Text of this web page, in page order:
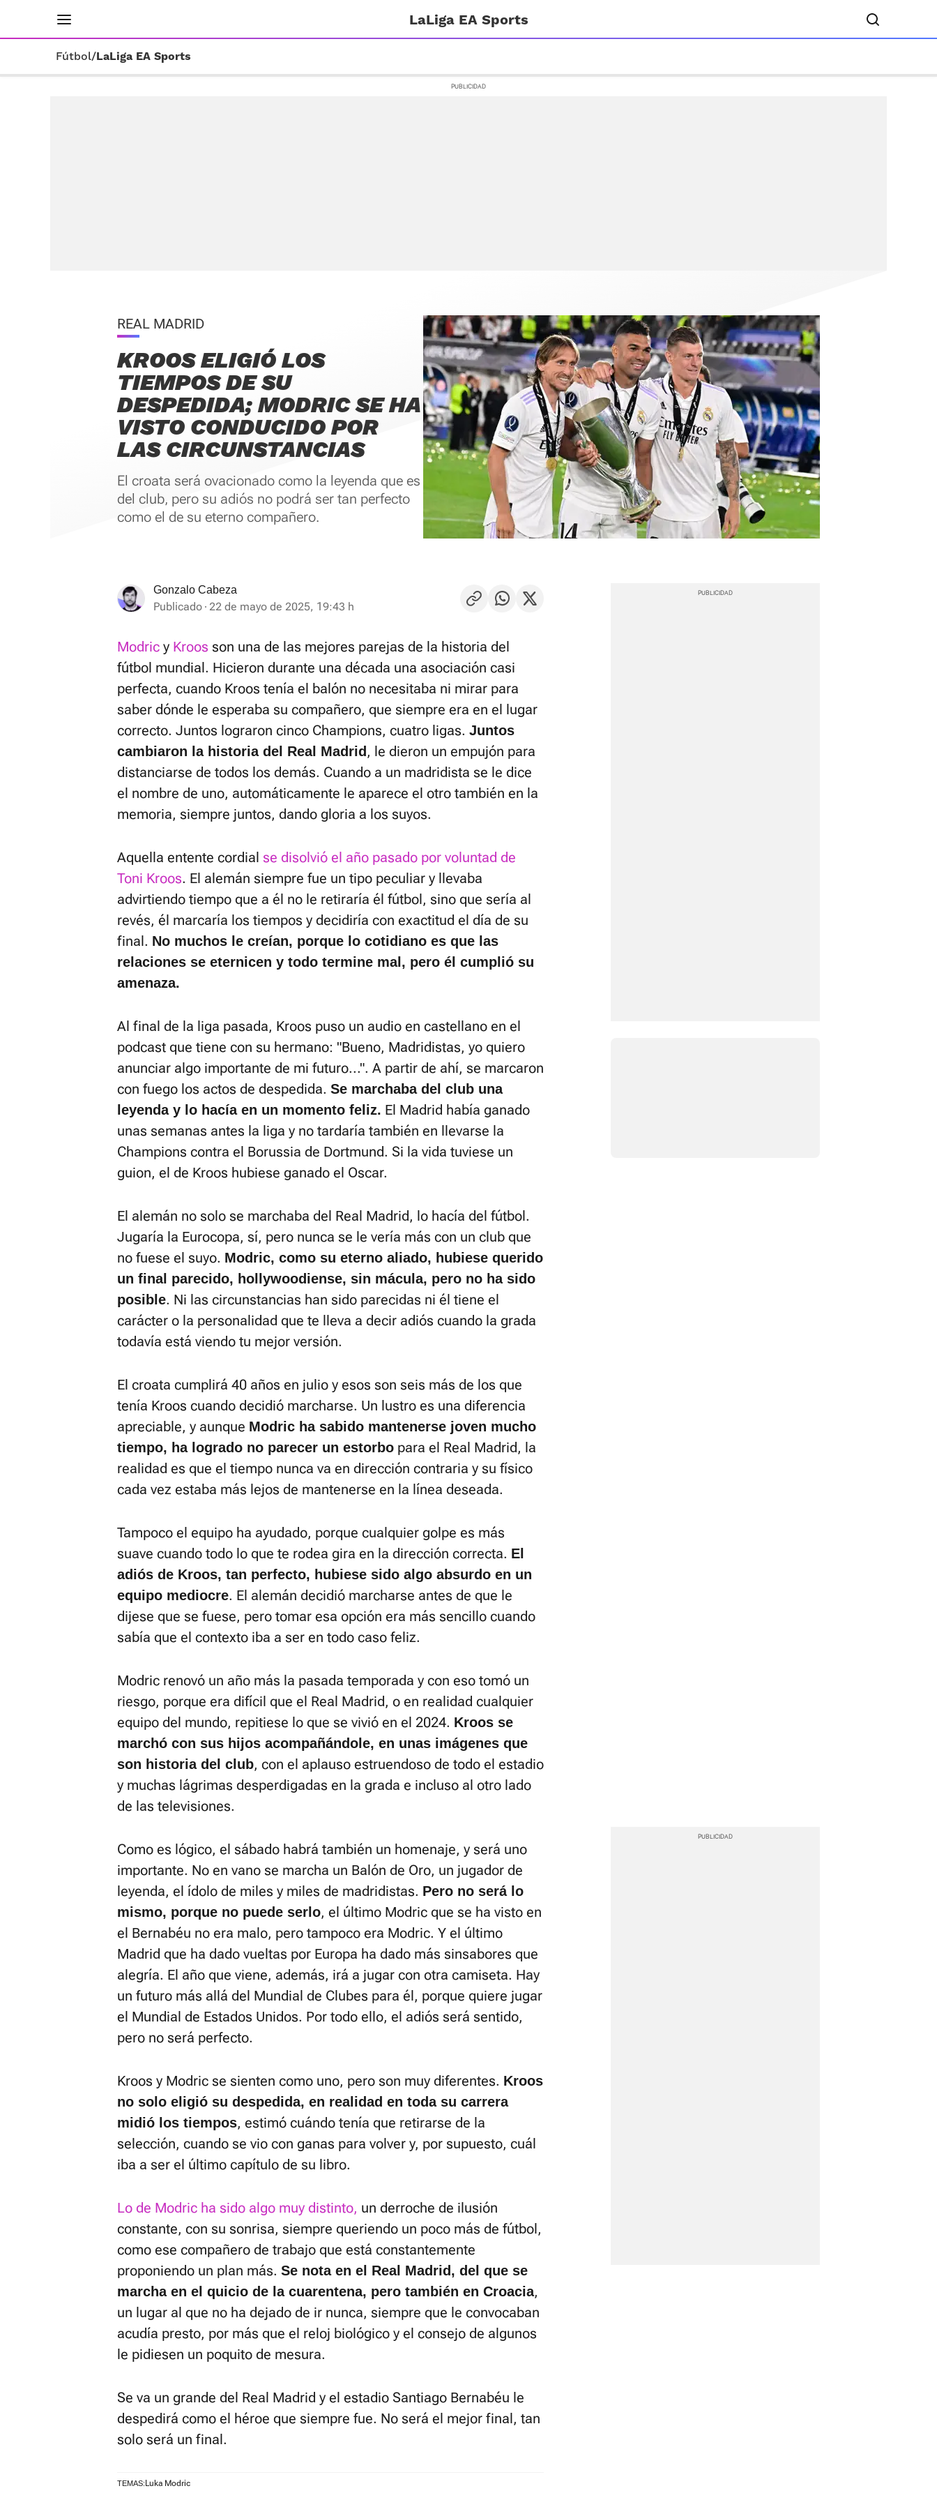
LaLiga EA Sports
Fútbol/LaLiga EA Sports
REAL MADRID
KROOS ELIGIÓ LOS
TIEMPOS DE SU
DESPEDIDA; MODRIC SE HA
VISTO CONDUCIDO POR
LAS CIRCUNSTANCIAS
El croata será ovacionado como la leyenda que es
del club, pero su adiós no podrá ser tan perfecto
como el de su eterno compañero.
Gonzalo Cabeza
Publicado 22 de mayo de 2025, 19:43 h
Modric y Kroos son una de las mejores parejas de la historia del
fútbol mundial. Hicieron durante una década una asociación casi
perfecta, cuando Kroos tenía el balón no necesitaba ni mirar para
saber dónde le esperaba su compañero, que siempre era en el lugar
correcto. Juntos lograron cinco Champions, cuatro ligas. Juntos
cambiaron la historia del Real Madrid , le dieron un empujón para
distanciarse de todos los demás. Cuando a un madridista se le dice
el nombre de uno, automáticamente le aparece el otro también en la
memoria, siempre juntos, dando gloria a los suyos.
Aquella entente cordial se disolvió el año pasado por voluntad de
Toni Kroos. El alemán siempre fue un tipo peculiar y llevaba
advirtiendo tiempo que a él no le retiraría él fútbol, sino que sería al
revés, él marcaría los tiempos y decidiría con exactitud el día de su
final. No muchos le creían, porque lo cotidiano es que las
relaciones se eternicen y todo termine mal, pero él cumplió su
amenaza.
Al final de la liga pasada, Kroos puso un audio en castellano en el
podcast que tiene con su hermano: "Bueno, Madridistas, yo quiero
anunciar algo importante de mi futuro...". A partir de ahí, se marcaron
con fuego los actos de despedida. Se marchaba del club una
leyenda y lo hacía en un momento feliz. El Madrid había ganado
unas semanas antes la liga y no tardaría también en llevarse la
Champions contra el Borussia de Dortmund. Si la vida tuviese un
guion, el de Kroos hubiese ganado el Oscar.
El alemán no solo se marchaba del Real Madrid, lo hacía del fútbol.
Jugaría la Eurocopa, sí, pero nunca se le vería más con un club que
no fuese el suyo. Modric, como su eterno aliado, hubiese querido
un final parecido, hollywoodiense, sin mácula, pero no ha sido
posible. Ni las circunstancias han sido parecidas ni él tiene el
carácter o la personalidad que te lleva a decir adiós cuando la grada
todavía está viendo tu mejor versión.
El croata cumplirá 40 años en julio y esos son seis más de los que
tenía Kroos cuando decidió marcharse. Un lustro es una diferencia
apreciable, y aunque Modric ha sabido mantenerse joven mucho
tiempo, ha logrado no parecer un estorbo para el Real Madrid, la
realidad es que el tiempo nunca va en dirección contraria y su físico
cada vez estaba más lejos de mantenerse en la línea deseada.
Tampoco el equipo ha ayudado, porque cualquier golpe es más
suave cuando todo lo que te rodea gira en la dirección correcta. El
adiós de Kroos, tan perfecto, hubiese sido algo absurdo en un
equipo mediocre. El alemán decidió marcharse antes de que le
dijese que se fuese, pero tomar esa opción era más sencillo cuando
sabía que el contexto iba a ser en todo caso feliz.
Modric renovó un año más la pasada temporada y con eso tomó un
riesgo, porque era difícil que el Real Madrid, o en realidad cualquier
equipo del mundo, repitiese lo que se vivió en el 2024. Kroos se
marchó con sus hijos acompañándole, en unas imágenes que
son historia del club, con el aplauso estruendoso de todo el estadio
y muchas lágrimas desperdigadas en la grada e incluso al otro lado
de las televisiones.
Como es lógico, el sábado habrá también un homenaje, y será uno
importante. No en vano se marcha un Balón de Oro, un jugador de
leyenda, el ídolo de miles y miles de madridistas. Pero no será lo
mismo, porque no puede serlo, el último Modric que se ha visto en
el Bernabéu no era malo, pero tampoco era Modric. Y el último
Madrid que ha dado vueltas por Europa ha dado más sinsabores que
alegría. El año que viene, además, irá a jugar con otra camiseta. Hay
un futuro más allá del Mundial de Clubes para él, porque quiere jugar
el Mundial de Estados Unidos. Por todo ello, el adiós será sentido,
pero no será perfecto.
Kroos y Modric se sienten como uno, pero son muy diferentes. Kroos
no solo eligió su despedida, en realidad en toda su carrera
midió los tiempos, estimó cuándo tenía que retirarse de la
selección, cuando se vio con ganas para volver y, por supuesto, cuál
iba a ser el último capítulo de su libro.
Lo de Modric ha sido algo muy distinto, un derroche de ilusión
constante, con su sonrisa, siempre queriendo un poco más de fútbol,
como ese compañero de trabajo que está constantemente
proponiendo un plan más. Se nota en el Real Madrid, del que se
marcha en el quicio de la cuarentena, pero también en Croacia,
un lugar al que no ha dejado de ir nunca, siempre que le convocaban
acudía presto, por más que el reloj biológico y el consejo de algunos
le pidiesen un poquito de mesura.
Se va un grande del Real Madrid y el estadio Santiago Bernabéu le
despedirá como el héroe que siempre fue. No será el mejor final, tan
solo será un final.
TEMAS: Luka Modric